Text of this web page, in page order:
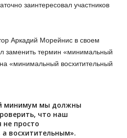
заинтересовал участников
Аркадий Морейнис в своем
заменить термин «минимальный
«минимальный восхитительный
минимум мы должны
что наш
не просто
восхитительным».